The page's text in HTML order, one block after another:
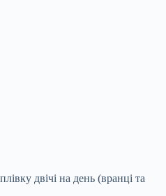
двічі на день (вранці та